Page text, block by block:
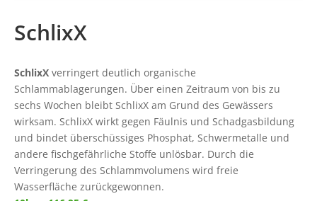
SchlixX
SchlixX verringert deutlich organische
Schlammablagerungen. Über einen Zeitraum von bis zu
sechs Wochen bleibt SchlixX am Grund des Gewässers
wirksam. SchlixX wirkt gegen Fäulnis und Schadgasbildung
und bindet überschüssiges Phosphat, Schwermetalle und
andere fischgefährliche Stoffe unlösbar. Durch die
Verringerung des Schlammvolumens wird freie
Wasserfläche zurückgewonnen.